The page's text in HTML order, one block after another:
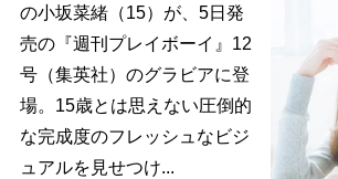
の小坂菜緒（15）が、5日発
売の『週刊プレイボーイ』12
号（集英社）のグラビアに登
場。15歳とは思えない圧倒的
な完成度のフレッシュなビジ
ュアルを見せつけ...